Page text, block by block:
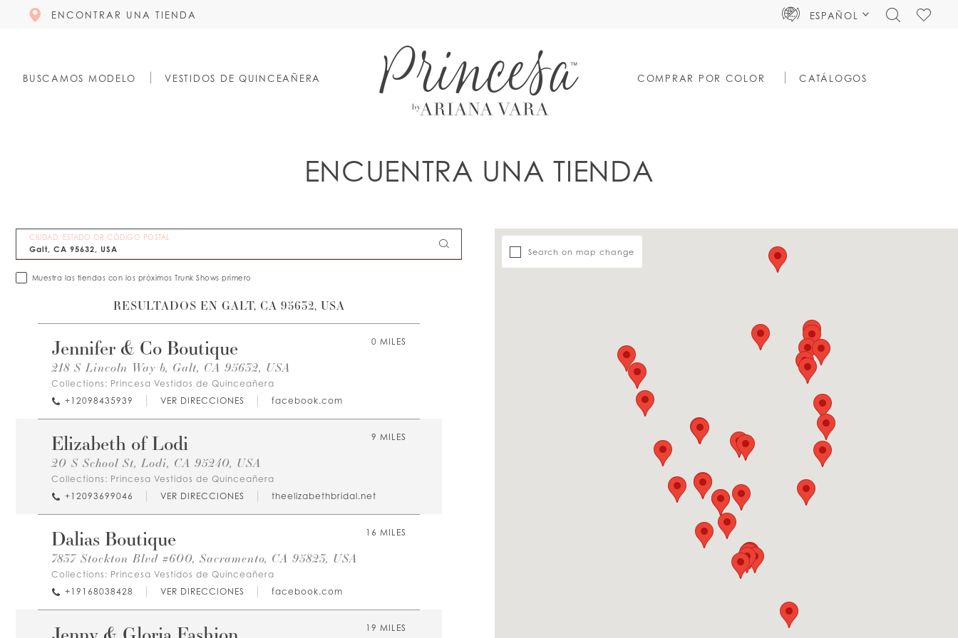
ENCONTRAR UNA TIENDA ESPAÑOL
TOGGLECHECK
BUSCAMOS MODELO VESTIDOS DE QUINCEAÑERA COMPRAR POR COLOR CATÁLOGOS
ENCUENTRA UNA TIENDA
CIUDAD, ESTADO OR CÓDIGO POSTAL
Muestra las tiendas con los próximos Trunk Shows primero
Search on map change
RESULTADOS EN GALT, CA 95632, USA
0 MILES
Jennifer & Co Boutique
218 S Lincoln Way b, Galt, CA 95632, USA
Collections: Princesa Vestidos de Quinceañera
+12098435939
VER DIRECCIONES facebook.com
9 MILES
Elizabeth of Lodi
20 S School St, Lodi, CA 95240, USA
Collections: Princesa Vestidos de Quinceañera
+12093699046
VER DIRECCIONES theelizabethbridal.net
16 MILES
Dalias Boutique
7837 Stockton Blvd #600, Sacramento, CA 95823, USA
Collections: Princesa Vestidos de Quinceañera
+19168038428
VER DIRECCIONES facebook.com
19 MILES